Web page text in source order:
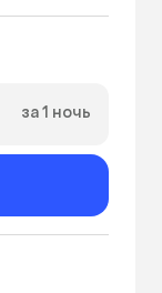
за 1 ночь